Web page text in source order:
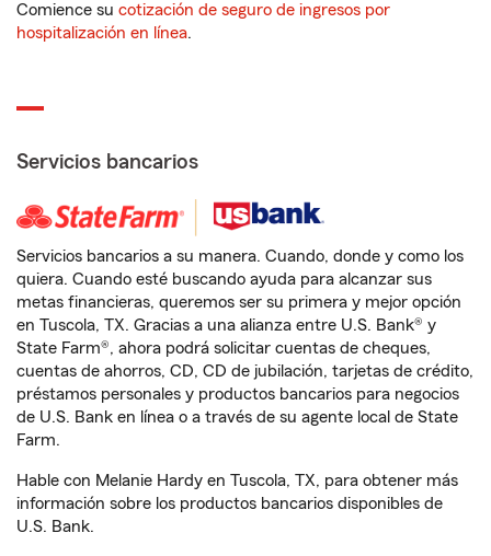
Comience su cotización de seguro de ingresos por
hospitalización en línea.
Servicios bancarios
Servicios bancarios a su manera. Cuando, donde y como los
quiera. Cuando esté buscando ayuda para alcanzar sus
metas financieras, queremos ser su primera y mejor opción
en Tuscola, TX. Gracias a una alianza entre U.S. Bank® y
State Farm®, ahora podrá solicitar cuentas de cheques,
cuentas de ahorros, CD, CD de jubilación, tarjetas de crédito,
préstamos personales y productos bancarios para negocios
de U.S. Bank en línea o a través de su agente local de State
Farm.
Hable con Melanie Hardy en Tuscola, TX, para obtener más
información sobre los productos bancarios disponibles de
U.S. Bank.